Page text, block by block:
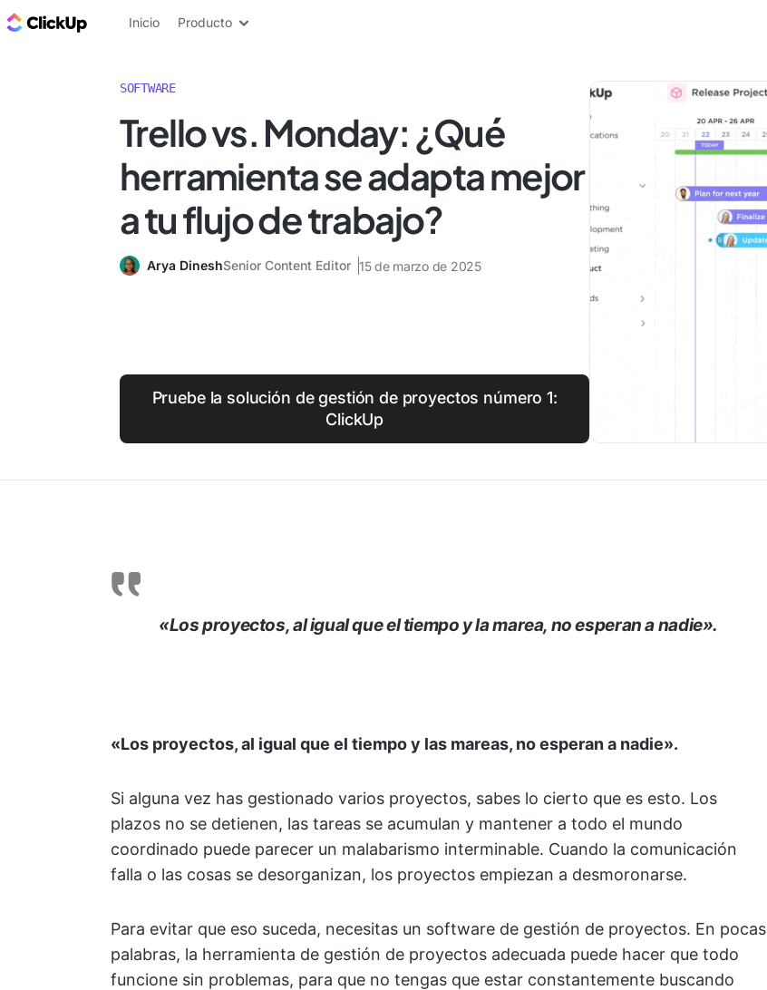
ClickUp Blog
Inicio Producto
SOFTWARE
Trello vs. Monday: ¿Qué
herramienta se adapta mejor
a tu flujo de trabajo?
Arya DineshSenior Content Editor 15 de marzo de 2025
Pruebe la solución de gestión de proyectos número 1:
ClickUp
«Los proyectos, al igual que el tiempo y la marea, no esperan a nadie».
«Los proyectos, al igual que el tiempo y las mareas, no esperan a nadie».
Si alguna vez has gestionado varios proyectos, sabes lo cierto que es esto. Los
plazos no se detienen, las tareas se acumulan y mantener a todo el mundo
coordinado puede parecer un malabarismo interminable. Cuando la comunicación
falla o las cosas se desorganizan, los proyectos empiezan a desmoronarse.
Para evitar que eso suceda, necesitas un software de gestión de proyectos. En pocas
palabras, la herramienta de gestión de proyectos adecuada puede hacer que todo
funcione sin problemas, para que no tengas que estar constantemente buscando